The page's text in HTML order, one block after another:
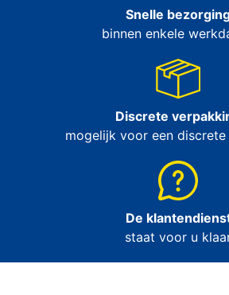
Snelle
binnen enkele
Discrete
mogelijk voor een
De
staat voor u